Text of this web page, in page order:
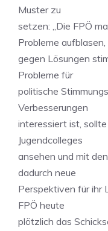
Muster zu
setzen: „Die FPÖ
Probleme aufblasen,
gegen Lösungen
Probleme für
politische
Verbesserungen
interessiert ist,
Jugendcolleges
ansehen und mit
dadurch neue
Perspektiven für ihr
FPÖ heute
plötzlich das